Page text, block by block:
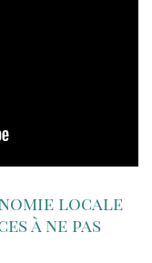
locale
à ne pas